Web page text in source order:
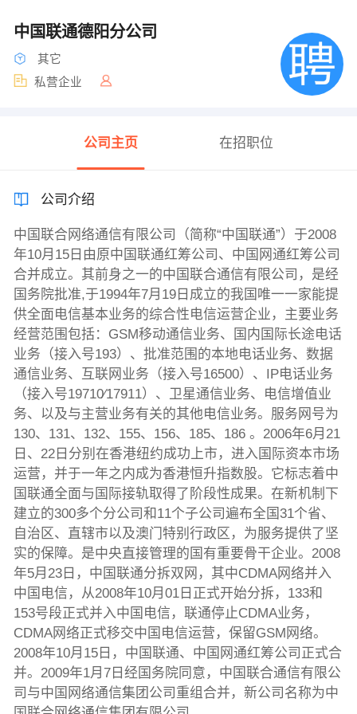
中国联通德阳分公司
其它
私营企业
公司主页 在招职位
公司介绍
中国联合网络通信有限公司（简称“中国联通”）于2008
年10月15日由原中国联通红筹公司、中国网通红筹公司
合并成立。其前身之一的中国联合通信有限公司，是经
国务院批准,于1994年7月19日成立的我国唯一一家能提
供全面电信基本业务的综合性电信运营企业，主要业务
经营范围包括：GSM移动通信业务、国内国际长途电话
业务（接入号193）、批准范围的本地电话业务、数据
通信业务、互联网业务（接入号16500）、IP电话业务
（接入号19710∕17911）、卫星通信业务、电信增值业
务、以及与主营业务有关的其他电信业务。服务网号为
130、131、132、155、156、185、186 。2006年6月21
日、22日分别在香港纽约成功上市，进入国际资本市场
运营，并于一年之内成为香港恒升指数股。它标志着中
国联通全面与国际接轨取得了阶段性成果。在新机制下
建立的300多个分公司和11个子公司遍布全国31个省、
自治区、直辖市以及澳门特别行政区，为服务提供了坚
实的保障。是中央直接管理的国有重要骨干企业。2008
年5月23日，中国联通分拆双网，其中CDMA网络并入
中国电信，从2008年10月01日正式开始分拆，133和
153号段正式并入中国电信，联通停止CDMA业务，
CDMA网络正式移交中国电信运营，保留GSM网络。
2008年10月15日，中国联通、中国网通红筹公司正式合
并。2009年1月7日经国务院同意，中国联合通信有限公
司与中国网络通信集团公司重组合并，新公司名称为中